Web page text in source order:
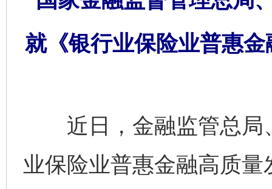
就《银行业保险业普惠
近日，金融监管总局
业保险业普惠金融高质